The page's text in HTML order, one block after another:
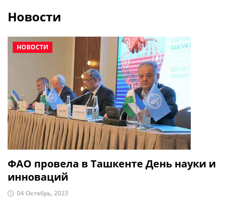
Новости
НОВОСТИ
ФАО провела в Ташкенте День науки и
инноваций
04 Октябрь, 2023